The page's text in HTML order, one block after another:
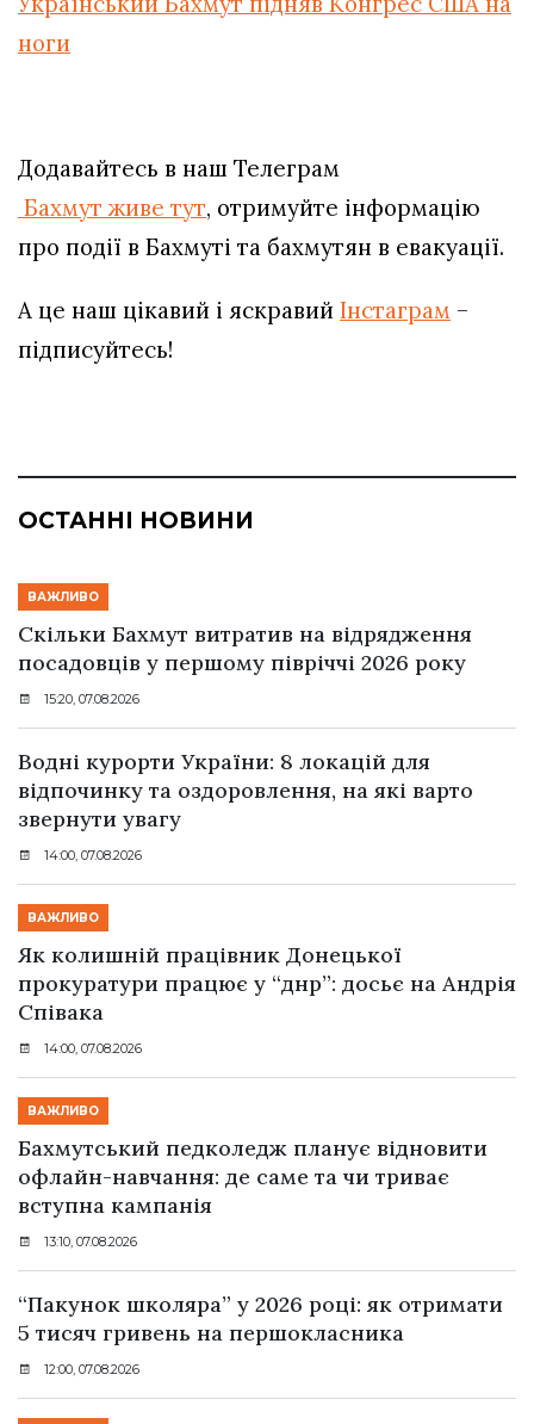
ноги
Додавайтесь в наш Телеграм
Бахмут живе тут, отримуйте інформацію
про події в Бахмуті та бахмутян в евакуації.
А це наш цікавий і яскравий Інстаграм –
підписуйтесь!
ОСТАННІ НОВИНИ
ВАЖЛИВО
Скільки Бахмут витратив на відрядження
посадовців у першому півріччі 2026 року
15:20, 07.08.2026
Водні курорти України: 8 локацій для
відпочинку та оздоровлення, на які варто
звернути увагу
14:00, 07.08.2026
ВАЖЛИВО
Як колишній працівник Донецької
прокуратури працює у “днр”: досьє на Андрія
Співака
14:00, 07.08.2026
ВАЖЛИВО
Бахмутський педколедж планує відновити
офлайн-навчання: де саме та чи триває
вступна кампанія
13:10, 07.08.2026
“Пакунок школяра” у 2026 році: як отримати
5 тисяч гривень на першокласника
12:00, 07.08.2026